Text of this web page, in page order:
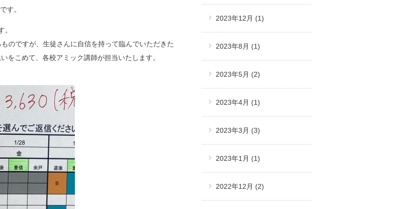
す。
のですが、 生徒さんに自信を持って臨んでいただきた
をこめて、 各校アミック講師が担当いたします。
2023年12月 (1)
2023年8月 (1)
2023年5月 (2)
2023年4月 (1)
2023年3月 (3)
2023年1月 (1)
2022年12月 (2)